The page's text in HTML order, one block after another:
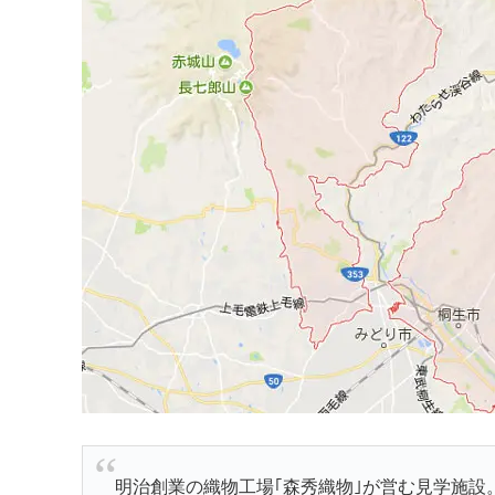
明治創業の織物工場｢森秀織物｣が営む見学施設